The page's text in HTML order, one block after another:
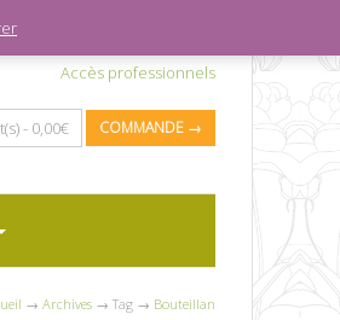
Accès professionnels
- 0,00€ COMMANDE →
→ Archives → Tag → Bouteillan